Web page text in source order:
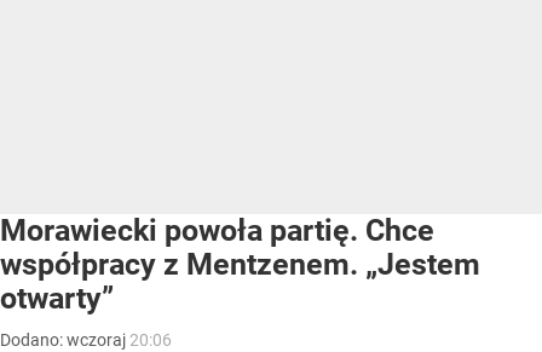
Morawiecki powoła partię. Chce
współpracy z Mentzenem. „Jestem
otwarty”
Dodano:wczoraj 20:06